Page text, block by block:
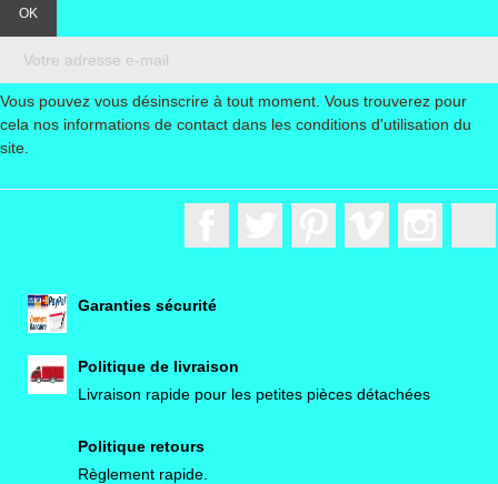
Vous pouvez vous désinscrire à tout moment. Vous trouverez pour
cela nos informations de contact dans les conditions d'utilisation du
site.
Garanties sécurité
Politique de livraison
Livraison rapide pour les petites pièces détachées
Politique retours
Règlement rapide.